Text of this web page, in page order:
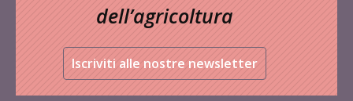
dell’agricoltura
Iscriviti alle nostre newsletter